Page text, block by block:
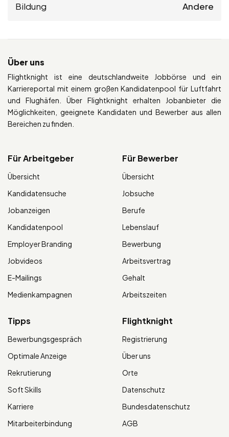
Bildung Andere
Über uns
Flightknight ist eine deutschlandweite Jobbörse und ein
Karriereportal mit einem großen Kandidatenpool für Luftfahrt
und Flughäfen. Über Flightknight erhalten Jobanbieter die
Möglichkeiten, geeignete Kandidaten und Bewerber aus allen
Bereichen zu finden.
Für Arbeitgeber
Übersicht
Kandidatensuche
Jobanzeigen
Kandidatenpool
Employer Branding
Jobvideos
E-Mailings
Medienkampagnen
Für Bewerber
Übersicht
Jobsuche
Berufe
Lebenslauf
Bewerbung
Arbeitsvertrag
Gehalt
Arbeitszeiten
Tipps
Bewerbungsgespräch
Optimale Anzeige
Rekrutierung
Soft Skills
Karriere
Mitarbeiterbindung
Flightknight
Registrierung
Über uns
Orte
Datenschutz
Bundesdatenschutz
AGB